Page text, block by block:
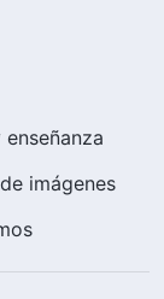
imágenes